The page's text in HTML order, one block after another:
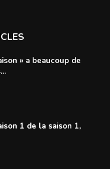
» a beaucoup de
1 de la saison 1,